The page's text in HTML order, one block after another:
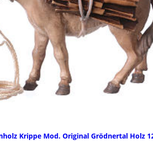
Krippe Mod. Original Grödnertal Holz